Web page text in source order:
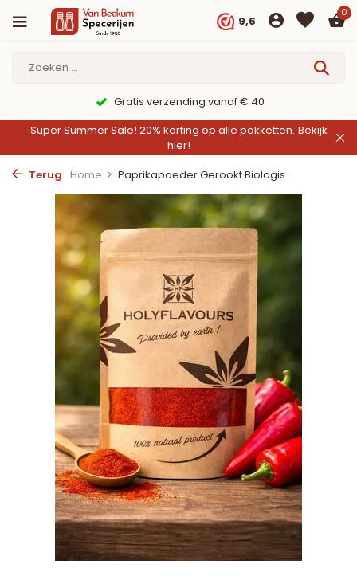
9,6
0
Gratis verzending vanaf € 40
Super Summer Sale! 20% korting op alle pakketten. Bekijk
hier!
Terug
Home Paprikapoeder Gerookt Biologis...